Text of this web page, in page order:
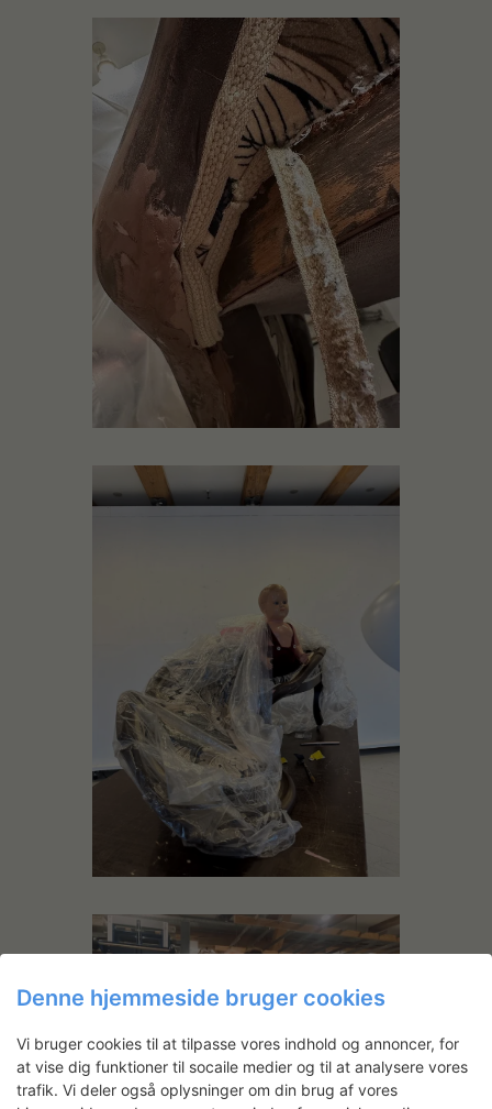
Denne hjemmeside bruger cookies
Vi bruger cookies til at tilpasse vores indhold og annoncer, for
at vise dig funktioner til socaile medier og til at analysere vores
trafik. Vi deler også oplysninger om din brug af vores